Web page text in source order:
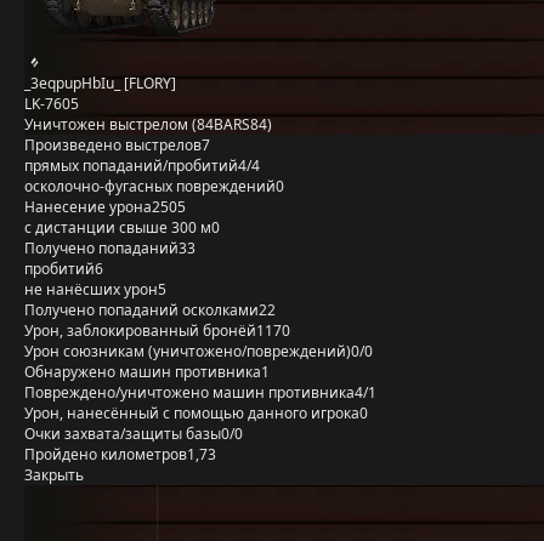
_3eqpupHbIu_ [FLORY]
LK-7605
Уничтожен выстрелом (84BARS84)
Произведено выстрелов7
прямых попаданий/пробитий4/4
осколочно-фугасных повреждений0
Нанесение урона2505
с дистанции свыше 300 м0
Получено попаданий33
пробитий6
не нанёсших урон5
Получено попаданий осколками22
Урон, заблокированный бронёй1170
Урон союзникам (уничтожено/повреждений)0/0
Обнаружено машин противника1
Повреждено/уничтожено машин противника4/1
Урон, нанесённый с помощью данного игрока0
Очки захвата/защиты базы0/0
Пройдено километров1,73
Закрыть